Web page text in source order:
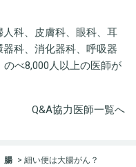
科、皮膚科、眼科、耳
科、消化器科、呼吸器
べ8,000人以上の医師が
Q&A協力医師一覧へ
腸 細い便は大腸がん？